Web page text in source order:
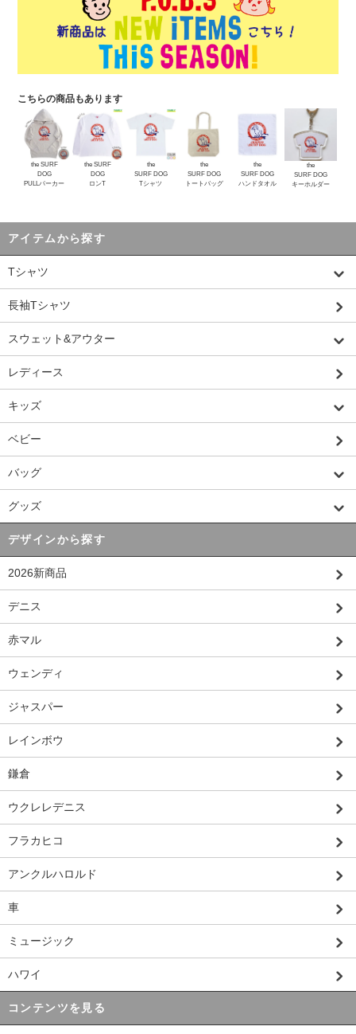
こちらの商品もあります
the SURF
DOG
PULLパーカー
the SURF
DOG
ロンT
the
SURF DOG
Tシャツ
the
SURF DOG
トートバッグ
the
SURF DOG
ハンドタオル
the
SURF DOG
キーホルダー
アイテムから探す
Tシャツ
長袖Tシャツ
スウェット&アウター
レディース
キッズ
ベビー
バッグ
グッズ
デザインから探す
2026新商品
デニス
赤マル
ウェンディ
ジャスパー
レインボウ
鎌倉
ウクレレデニス
フラカヒコ
アンクルハロルド
車
ミュージック
ハワイ
コンテンツを見る